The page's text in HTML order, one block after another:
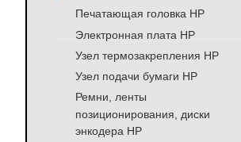
Печатающая головка HP
Электронная плата HP
Узел термозакрепления HP
Узел подачи бумаги HP
Ремни, ленты
позиционирования, диски
энкодера HP